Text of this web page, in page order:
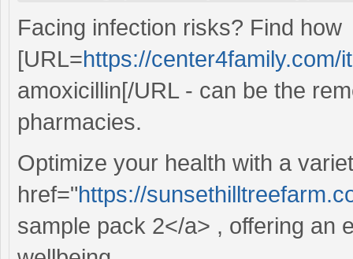
Facing infection risks? Find how
[URL=https://center4family.com/
amoxicillin[/URL - can be the
pharmacies.
Optimize your health with a
href="https://
sample pack 2</a> , offering an